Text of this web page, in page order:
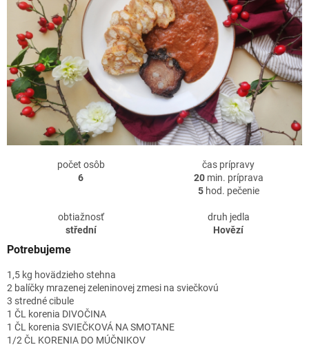
počet osôb
6
čas prípravy
20min. príprava
5 hod. pečenie
obtiažnosť
střední
druh jedla
Hovězí
Potrebujeme
1,5 kg hovädzieho stehna
2 balíčky mrazenej zeleninovej zmesi na sviečkovú
3 stredné cibule
1 ČL korenia DIVOČINA
1 ČL korenia SVIEČKOVÁ NA SMOTANE
1/2 ČL KORENIA DO MÚČNIKOV